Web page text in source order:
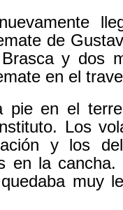
de
y dos
en el
pie en el
Los
y los
en la
muy